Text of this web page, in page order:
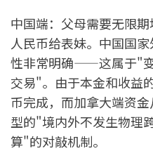
中国端：父母需要无限
人民币给表妹。中国国
性非常明确——这属于"
交易"。由于本金和收益
币完成，而加拿大端资
型的"境内外不发生物理
算"的对敲机制。